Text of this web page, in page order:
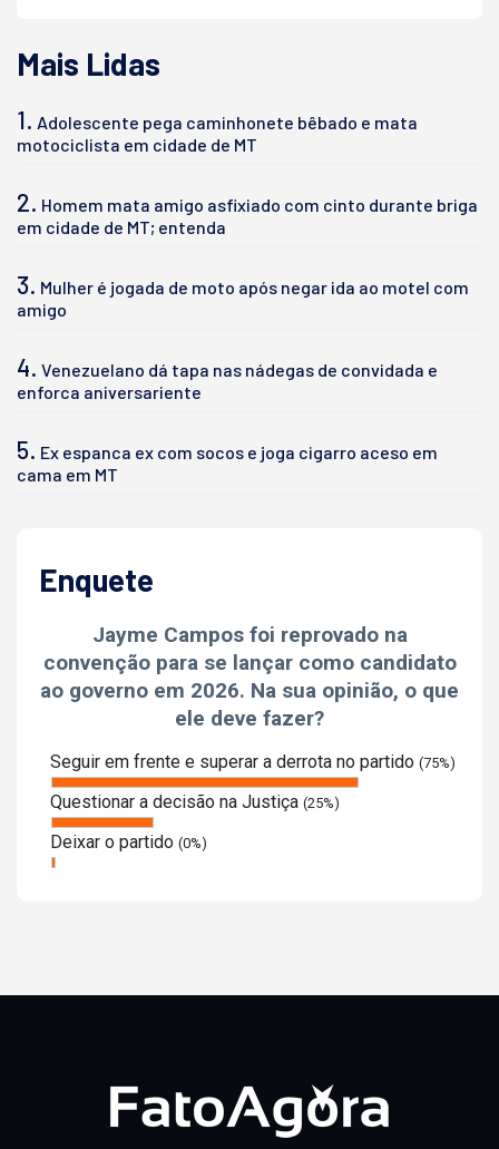
Mais Lidas
1. Adolescente pega caminhonete bêbado e mata
motociclista em cidade de MT
2. Homem mata amigo asfixiado com cinto durante briga
em cidade de MT; entenda
3. Mulher é jogada de moto após negar ida ao motel com
amigo
4. Venezuelano dá tapa nas nádegas de convidada e
enforca aniversariente
5. Ex espanca ex com socos e joga cigarro aceso em
cama em MT
Enquete
Jayme Campos foi reprovado na
convenção para se lançar como candidato
ao governo em 2026. Na sua opinião, o que
ele deve fazer?
Seguir em frente e superar a derrota no partido (75%)
Questionar a decisão na Justiça (25%)
Deixar o partido (0%)